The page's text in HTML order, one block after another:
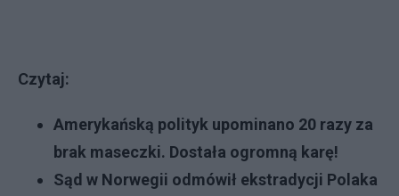
Czytaj:
Amerykańską polityk upominano 20 razy za
brak maseczki. Dostała ogromną karę!
Sąd w Norwegii odmówił ekstradycji Polaka